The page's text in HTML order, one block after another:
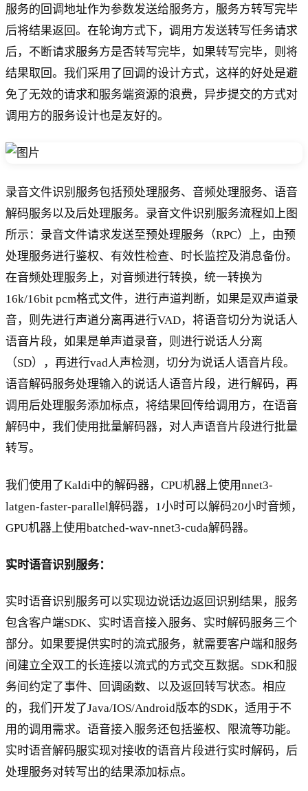
服务的回调地址作为参数发送给服务方，服务方转写完毕
后将结果返回。在轮询方式下，调用方发送转写任务请求
后，不断请求服务方是否转写完毕，如果转写完毕，则将
结果取回。我们采用了回调的设计方式，这样的好处是避
免了无效的请求和服务端资源的浪费，异步提交的方式对
调用方的服务设计也是友好的。
录音文件识别服务包括预处理服务、音频处理服务、语音
解码服务以及后处理服务。录音文件识别服务流程如上图
所示：录音文件请求发送至预处理服务（RPC）上，由预
处理服务进行鉴权、有效性检查、时长监控及消息备份。
在音频处理服务上，对音频进行转换，统一转换为
16k/16bit pcm格式文件，进行声道判断，如果是双声道录
音，则先进行声道分离再进行VAD，将语音切分为说话人
语音片段，如果是单声道录音，则进行说话人分离
（SD），再进行vad人声检测，切分为说话人语音片段。
语音解码服务处理输入的说话人语音片段，进行解码，再
调用后处理服务添加标点，将结果回传给调用方，在语音
解码中，我们使用批量解码器，对人声语音片段进行批量
转写。
我们使用了Kaldi中的解码器，CPU机器上使用nnet3-
latgen-faster-parallel解码器，1小时可以解码20小时音频，
GPU机器上使用batched-wav-nnet3-cuda解码器。
实时语音识别服务：
实时语音识别服务可以实现边说话边返回识别结果，服务
包含客户端SDK、实时语音接入服务、实时解码服务三个
部分。如果要提供实时的流式服务，就需要客户端和服务
间建立全双工的长连接以流式的方式交互数据。SDK和服
务间约定了事件、回调函数、以及返回转写状态。相应
的，我们开发了Java/IOS/Android版本的SDK，适用于不
用的调用需求。语音接入服务还包括鉴权、限流等功能。
实时语音解码服实现对接收的语音片段进行实时解码，后
处理服务对转写出的结果添加标点。